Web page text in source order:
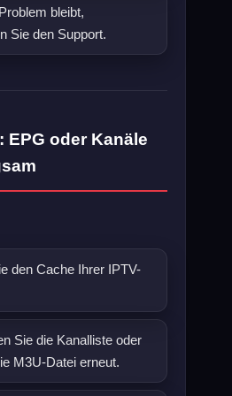
bleibt,
Sie den Support.
EPG oder Kanäle
den Cache Ihrer IPTV-
Sie die Kanalliste oder
M3U-Datei erneut.